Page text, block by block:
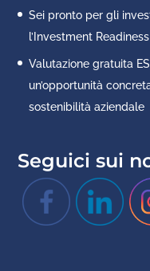
Sei pronto per gli
l’Investment
Valutazione gratuita
un’opportunità
sostenibilità aziendale
Seguici sui